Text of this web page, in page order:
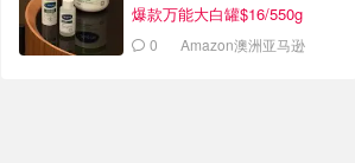
爆款万能大白罐$16/550g
0 Amazon澳洲亚马逊